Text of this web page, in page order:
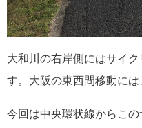
大和川の右岸側にはサイ
す。大阪の東西間移動には
今回は中央環状線からこ